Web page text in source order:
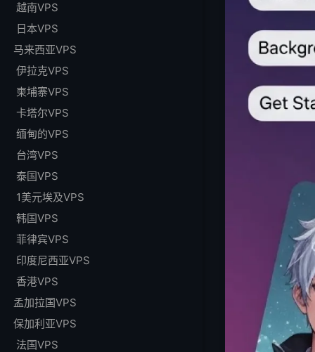
越南VPS
日本VPS
马来西亚VPS
伊拉克VPS
柬埔寨VPS
卡塔尔VPS
缅甸的VPS
台湾VPS
泰国VPS
1美元埃及VPS
韩国VPS
菲律宾VPS
印度尼西亚VPS
香港VPS
孟加拉国VPS
保加利亚VPS
法国VPS